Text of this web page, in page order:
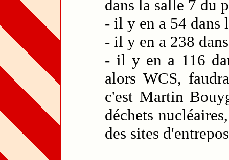
dans la salle 7 du
- il y en a 54 dans
- il y en a 238
- il y en a 116
alors WCS,
c'est Martin
déchets
des sites